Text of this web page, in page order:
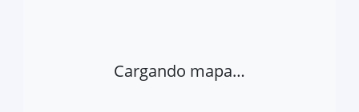
Cargando mapa…